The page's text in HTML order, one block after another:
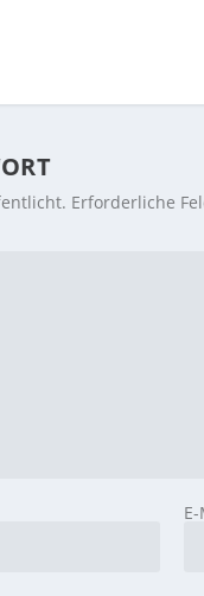
Erforderliche